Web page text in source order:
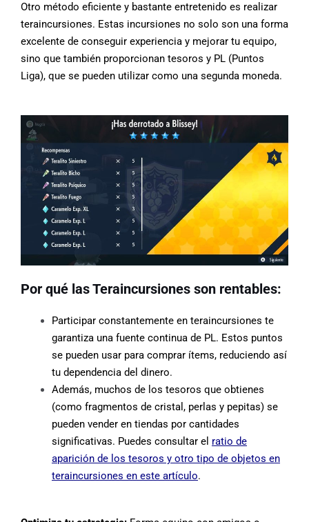
Otro método eficiente y bastante entretenido es realizar
teraincursiones. Estas incursiones no solo son una forma
excelente de conseguir experiencia y mejorar tu equipo,
sino que también proporcionan tesoros y PL (Puntos
Liga), que se pueden utilizar como una segunda moneda.
Por qué las Teraincursiones son rentables:
Participar constantemente en teraincursiones te
garantiza una fuente continua de PL. Estos puntos
se pueden usar para comprar ítems, reduciendo así
tu dependencia del dinero.
Además, muchos de los tesoros que obtienes
(como fragmentos de cristal, perlas y pepitas) se
pueden vender en tiendas por cantidades
significativas. Puedes consultar el ratio de
aparición de los tesoros y otro tipo de objetos en
teraincursiones en este artículo.